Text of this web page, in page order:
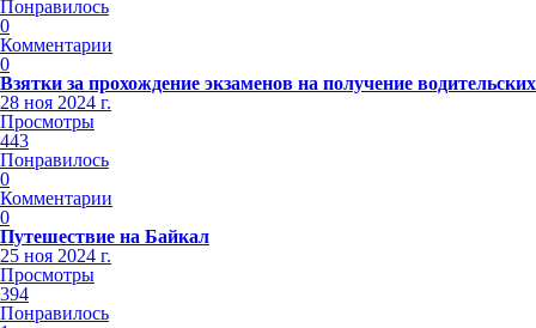
Понравилось
0
Комментарии
0
Взятки за прохождение экзаменов на получение
28 ноя 2024 г.
Просмотры
443
Понравилось
0
Комментарии
0
Путешествие на Байкал
25 ноя 2024 г.
Просмотры
394
Понравилось